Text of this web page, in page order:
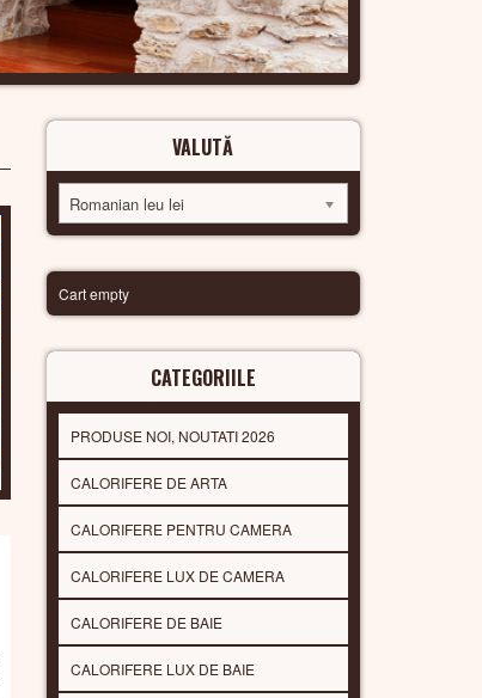
VALUTĂ
Romanian leu lei
Cart empty
CATEGORIILE
PRODUSE NOI, NOUTATI 2026
CALORIFERE DE ARTA
CALORIFERE PENTRU CAMERA
CALORIFERE LUX DE CAMERA
CALORIFERE DE BAIE
CALORIFERE LUX DE BAIE